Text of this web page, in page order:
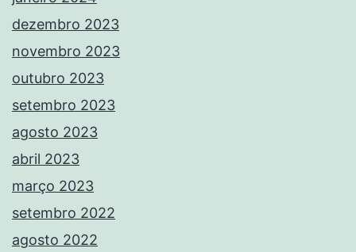
dezembro 2023
novembro 2023
outubro 2023
setembro 2023
agosto 2023
abril 2023
março 2023
setembro 2022
agosto 2022